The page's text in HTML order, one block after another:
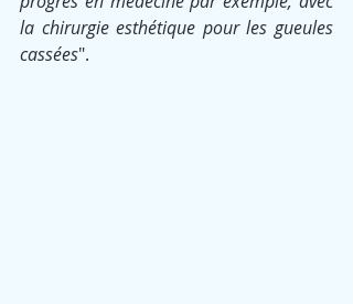
la chirurgie esthétique pour les gueules
cassées".